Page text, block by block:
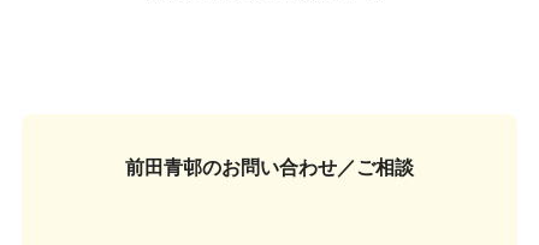
前田青邨のお問い合わせ／ご相談